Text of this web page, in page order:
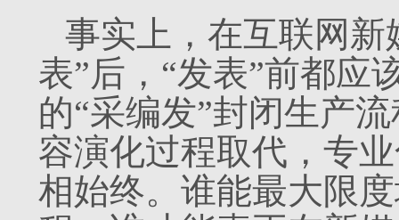
事实上，在互联网新
表”后，“发表”前都应
的“采编发”封闭生产
容演化过程取代，专
相始终。谁能最大限